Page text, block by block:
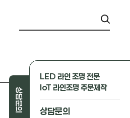
상담문의
LED 라인 조명 전문
IoT 라인조명 주문제작
상담문의